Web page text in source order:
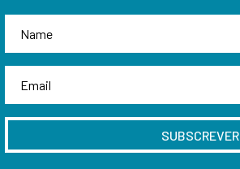
SUBSCREVER